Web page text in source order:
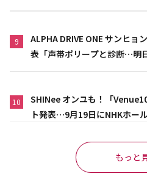
9
ALPHA DRIVE ONE サンヒョ
表「声帯ポリープと診断…明
10
SHINee オンユも！「
ト発表…9月19日にNHKホー
もっと